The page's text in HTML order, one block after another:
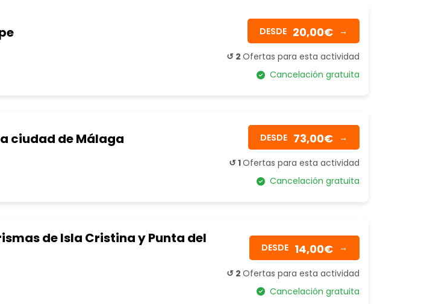
DESDE 20,00€ →
↺ 2 Ofertas para esta actividad
Cancelación gratuita
ciudad de Málaga DESDE 73,00€ →
↺ 1Ofertas para esta actividad
Cancelación gratuita
de Isla Cristina y Punta del
DESDE 14,00€ →
↺ 2 Ofertas para esta actividad
Cancelación gratuita